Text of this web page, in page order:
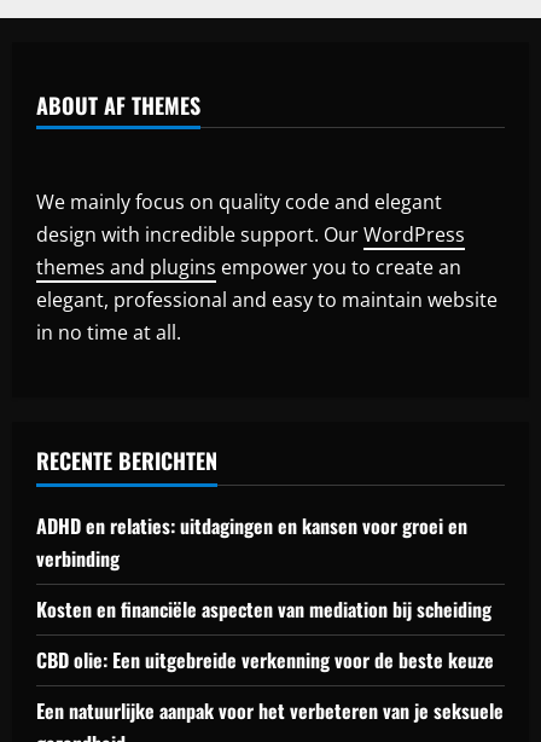
ABOUT AF THEMES
We mainly focus on quality code and elegant
design with incredible support. OurWordPress
themes and plugins empower you to create an
elegant, professional and easy to maintain website
in no time at all.
RECENTE BERICHTEN
ADHD en relaties: uitdagingen en kansen voor groei en
verbinding
Kosten en financiële aspecten van mediation bij scheiding
CBD olie: Een uitgebreide verkenning voor de beste keuze
Een natuurlijke aanpak voor het verbeteren van je seksuele